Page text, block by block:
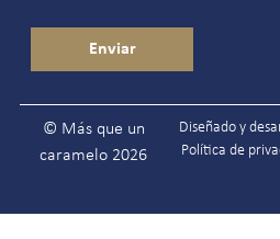
© Más que un
caramelo 2026
Diseñado y
Política de